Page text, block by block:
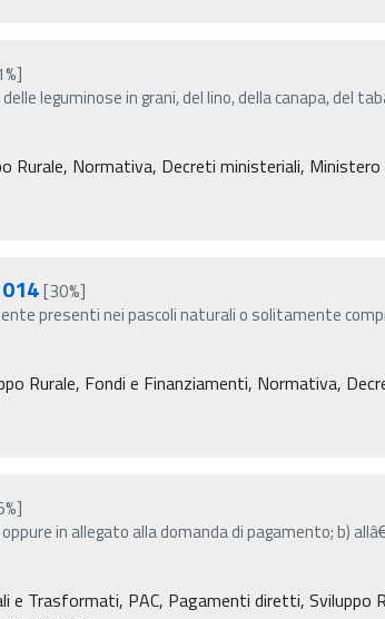
leguminose in grani, del lino, della canapa, del
Rurale, Normativa, Decreti ministeriali,
[30%]
presenti nei pascoli naturali o solitamente
Rurale, Fondi e Finanziamenti, Normativa,
in allegato alla domanda di pagamento; b)
e Trasformati, PAC, Pagamenti diretti,